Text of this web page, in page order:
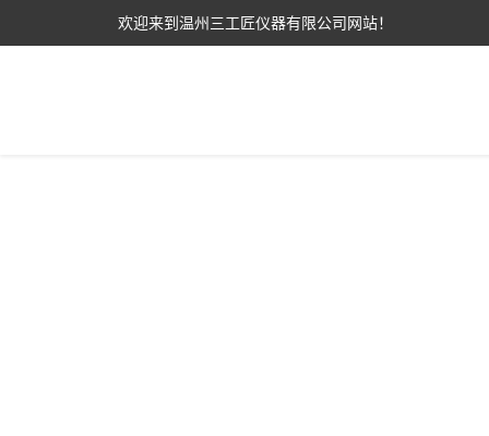
欢迎来到温州三工匠仪器有限公司网站！